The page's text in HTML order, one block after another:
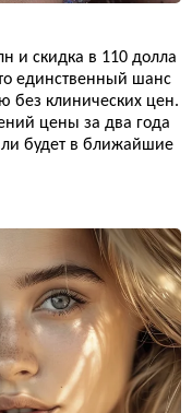
и скидка в 110 долла
единственный шанс
без клинических цен.
цены за два года
будет в ближайшие